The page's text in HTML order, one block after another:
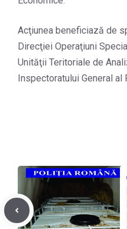
Acţiunea beneficiază de
Direcţiei Operaţiuni
Unităţii Teritoriale de
Inspectoratului General al